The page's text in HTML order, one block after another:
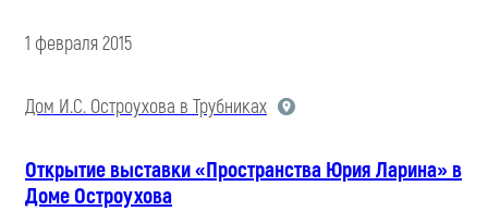
1 февраля 2015
Дом И.С. Остроухова в Трубниках
Открытие выставки «Пространства Юрия Ларина» в
Доме Остроухова